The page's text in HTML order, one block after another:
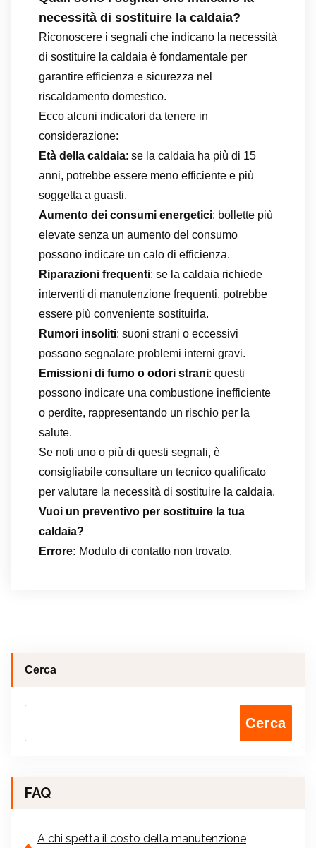
necessità di sostituire la caldaia?
Riconoscere i segnali che indicano la necessità
di sostituire la caldaia è fondamentale per
garantire efficienza e sicurezza nel
riscaldamento domestico.
Ecco alcuni indicatori da tenere in
considerazione:
Età della caldaia: se la caldaia ha più di 15
anni, potrebbe essere meno efficiente e più
soggetta a guasti.
Aumento dei consumi energetici: bollette più
elevate senza un aumento del consumo
possono indicare un calo di efficienza.
Riparazioni frequenti: se la caldaia richiede
interventi di manutenzione frequenti, potrebbe
essere più conveniente sostituirla.
Rumori insoliti: suoni strani o eccessivi
possono segnalare problemi interni gravi.
Emissioni di fumo o odori strani: questi
possono indicare una combustione inefficiente
o perdite, rappresentando un rischio per la
salute.
Se noti uno o più di questi segnali, è
consigliabile consultare un tecnico qualificato
per valutare la necessità di sostituire la caldaia.
Vuoi un preventivo per sostituire la tua
caldaia?
Errore: Modulo di contatto non trovato.
Cerca
Cerca
FAQ
A chi spetta il costo della manutenzione